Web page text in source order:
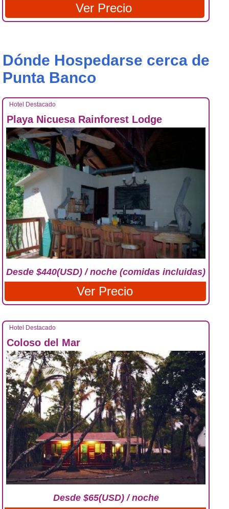
Ver Precio
Dónde Hospedarse cerca de
Punta Banco
Hotel Destacado
Playa Nicuesa Rainforest Lodge
Desde $440(USD) / noche (comidas incluidas)
Ver Precio
Hotel Destacado
Coloso del Mar
Desde $65(USD) / noche